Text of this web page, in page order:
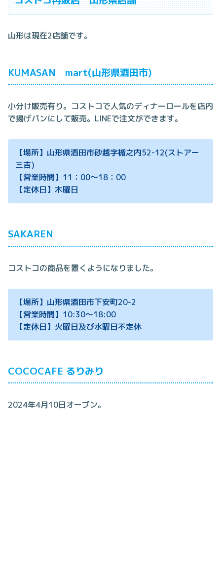
山形は現在2店舗です。
KUMASAN mart(山形県酒田市)
小分け販売有り。コストコで人気のディナーロールを店内
で揚げパンにして販売。LINEで注文ができます。
【場所】山形県酒田市砂越字楯之内52-12(ストアー
三吉)
【営業時間】11：00～18：00
【定休日】木曜日
SAKAREN
コストコの商品を置くようになりました。
【場所】山形県酒田市下安町20-2
【営業時間】10:30～18:00
【定休日】火曜日及び水曜日不定休
COCOCAFE るりみり
2024年4月10日オープン。